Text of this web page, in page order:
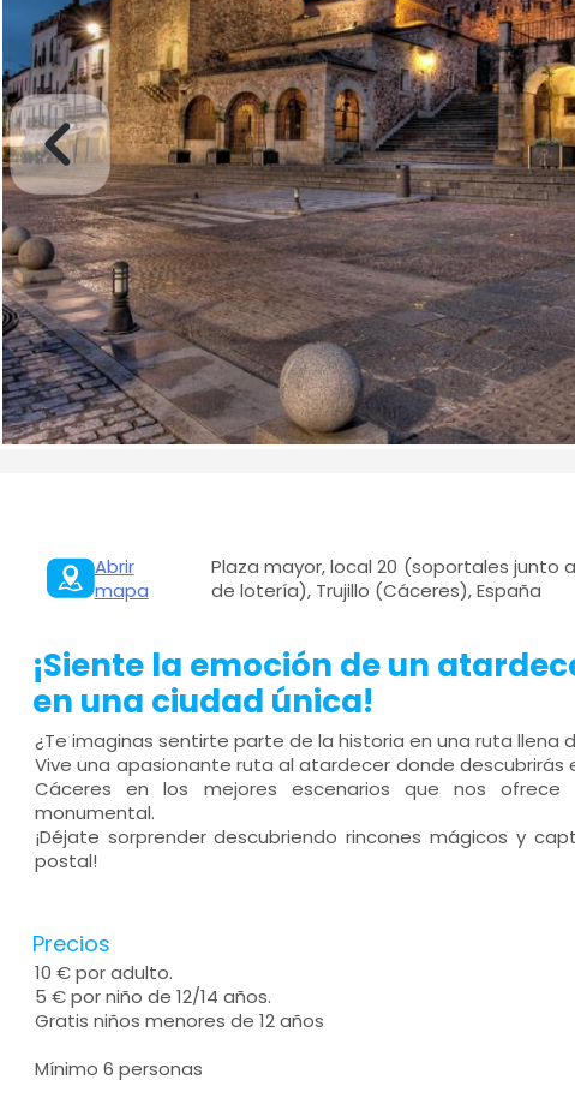
Abrir
mapa
Plaza mayor, local 20 (soportales junto
de lotería), Trujillo (Cáceres), España
¡Siente la emoción de un
en una ciudad única!
¿Te imaginas sentirte parte de la historia en una ruta llena
Vive una apasionante ruta al atardecer donde descubrirás
Cáceres en los mejores escenarios que nos ofrece
monumental.
¡Déjate sorprender descubriendo rincones mágicos y
postal!
Precios
10 € por adulto.
5 € por niño de 12/14 años.
Gratis niños menores de 12 años
Mínimo 6 personas